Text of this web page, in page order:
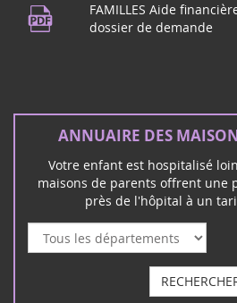
FAMILLES Aide
dossier de demande
ANNUAIRE DES
Votre enfant est hospitalisé
maisons de parents offrent une
près de l'hôpital à un